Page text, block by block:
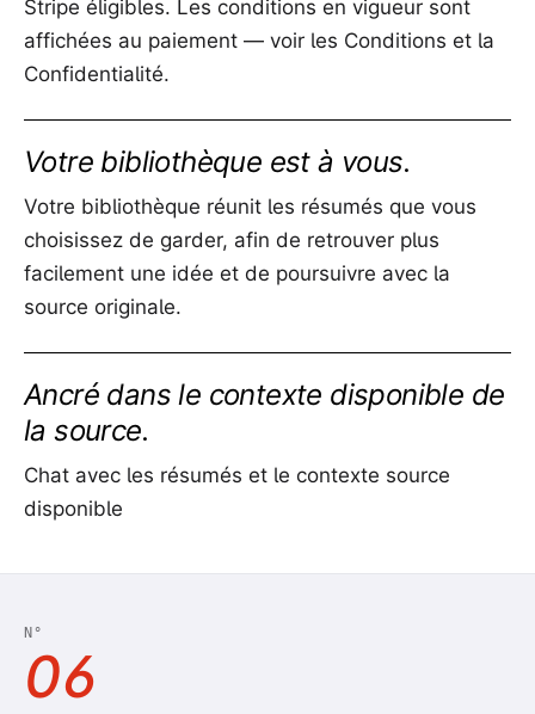
Stripe éligibles. Les conditions en vigueur sont
affichées au paiement — voir les Conditions et la
Confidentialité.
Votre bibliothèque est à vous.
Votre bibliothèque réunit les résumés que vous
choisissez de garder, afin de retrouver plus
facilement une idée et de poursuivre avec la
source originale.
Ancré dans le contexte disponible de
la source.
Chat avec les résumés et le contexte source
disponible
N°
06